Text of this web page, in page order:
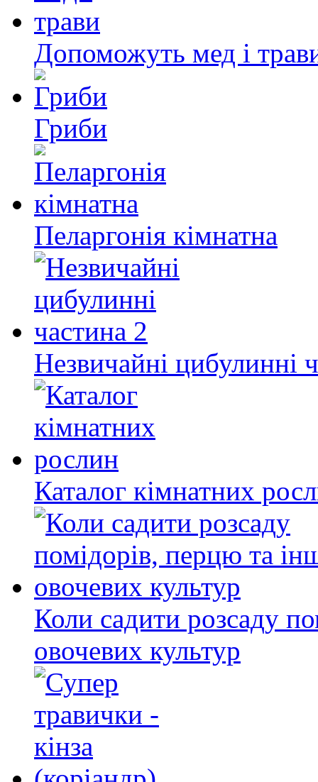
Допоможуть мед і
Гриби
Пеларгонія кімнатна
Незвичайні цибулинні
Каталог кімнатних
Коли садити розсаду
овочевих культур